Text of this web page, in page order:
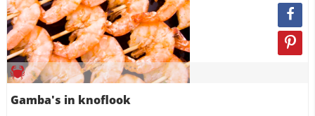
Gamba's in knoflook